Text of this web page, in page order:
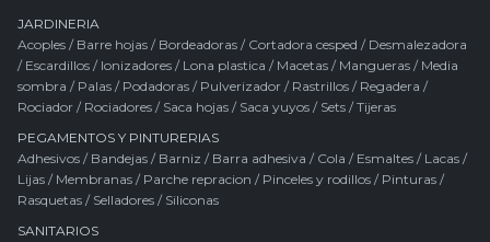
JARDINERIA
Acoples / Barre hojas / Bordeadoras / Cortadora cesped / Desmalezadora
/ Escardillos / Ionizadores / Lona plastica / Macetas / Mangueras / Media
sombra / Palas / Podadoras / Pulverizador / Rastrillos / Regadera /
Rociador / Rociadores / Saca hojas / Saca yuyos / Sets /Tijeras
PEGAMENTOS Y PINTURERIAS
Adhesivos / Bandejas / Barniz / Barra adhesiva / Cola / Esmaltes / Lacas /
Lijas / Membranas / Parche repracion / Pinceles y rodillos / Pinturas /
Rasquetas / Selladores / Siliconas
SANITARIOS